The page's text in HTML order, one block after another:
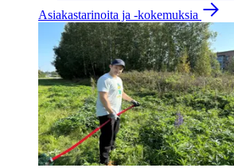
Asiakastarinoita ja -kokemuksia